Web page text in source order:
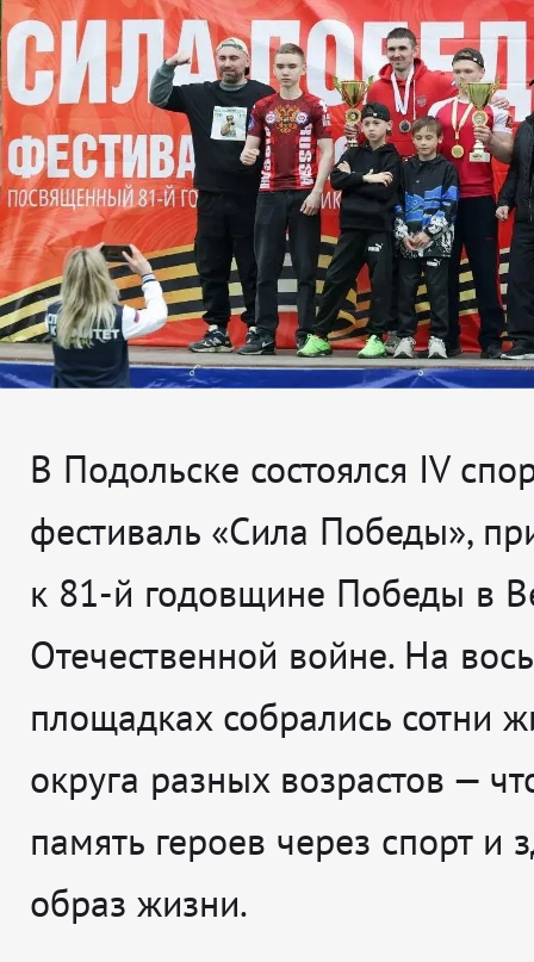
В Подольске состоялся IV
фестиваль «Сила Победы»,
к 81-й годовщине Победы в
Отечественной войне. На
площадках собрались сотни
округа разных возрастов —
память героев через спорт и
образ жизни.